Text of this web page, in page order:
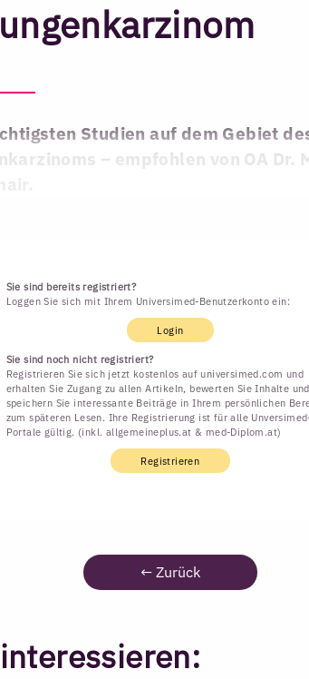
Studien auf dem Gebiet
– empfohlen von OA Dr.
Sie sind bereits registriert?
Loggen Sie sich mit Ihrem Universimed-Benutzerkonto ein:
Login
Sie sind noch nicht registriert?
Registrieren Sie sich jetzt kostenlos auf universimed.com und
erhalten Sie Zugang zu allen Artikeln, bewerten Sie Inhalte und
speichern Sie interessante Beiträge in Ihrem persönlichen
zum späteren Lesen. Ihre Registrierung ist für alle
Portale gültig. (inkl. allgemeineplus.at & med-Diplom.at)
Registrieren
← Zurück